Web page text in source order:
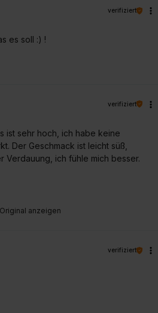
verifiziert
es soll :) !
anzeigen
verifiziert
ist sehr hoch, ich habe keine
Der Geschmack ist leicht süß,
Verdauung, ich fühle mich besser.
verifiziert